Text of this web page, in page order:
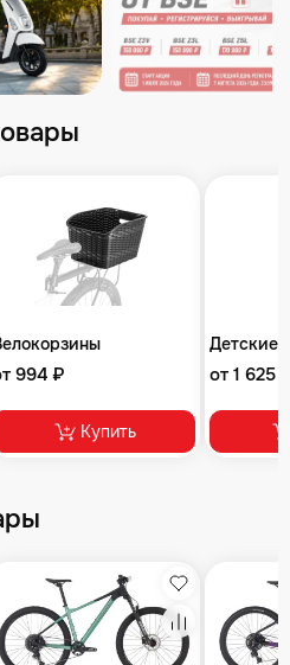
994 ₽
Купить
Детские
от 1 625
Избранное
Сравнение